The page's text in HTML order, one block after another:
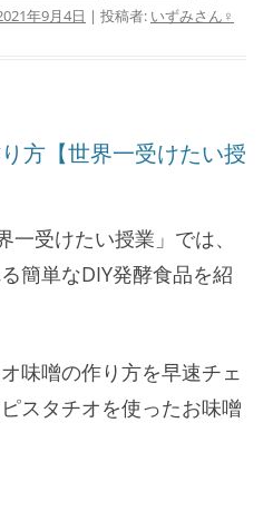
年9月4日 | 投稿者: いずみさん♀
方【世界一受けたい授
一受けたい授業」では、
簡単なDIY発酵食品を紹
味噌の作り方を早速チェ
スタチオを使ったお味噌